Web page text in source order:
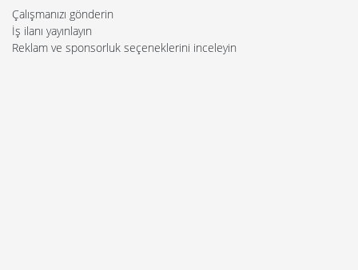
Çalışmanızı gönderin
İş ilanı yayınlayın
Reklam ve sponsorluk seçeneklerini inceleyin